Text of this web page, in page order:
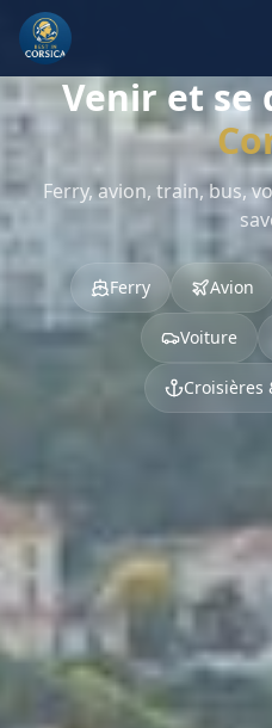
Venir et se
Ferry, avion, train, bus,
Ferry Avion
Voiture
Croisières